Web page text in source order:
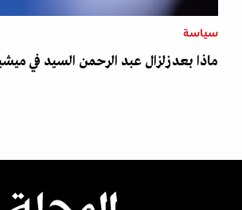
سياسة
ماذا بعد زلزال عبد الرحمن السيد في